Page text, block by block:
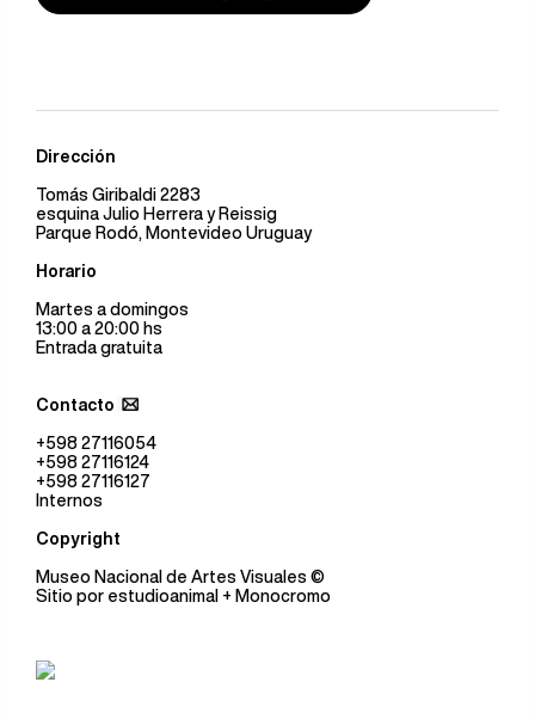
Dirección
Tomás Giribaldi 2283
esquina Julio Herrera y Reissig
Parque Rodó, Montevideo Uruguay
Horario
Martes a domingos
13:00 a 20:00 hs
Entrada gratuita
Contacto
+598 27116054
+598 27116124
+598 27116127
Internos
Copyright
Museo Nacional de Artes Visuales ©
Sitio por estudioanimal + Monocromo